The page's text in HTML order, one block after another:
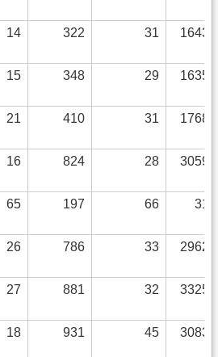
14 322 31 16438
15 348 29 16354
21 410 31 17688
16 824 28 30592
65 197 66 315
26 786 33 29622
27 881 32 33256
18 931 45 30836